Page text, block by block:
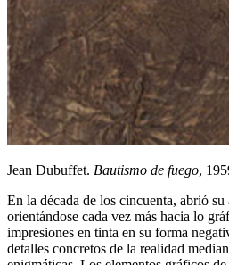
Jean Dubuffet. Bautismo de fuego,
En la década de los cincuenta, abrió su
orientándose cada vez más hacia lo
impresiones en tinta en su forma
detalles concretos de la realidad